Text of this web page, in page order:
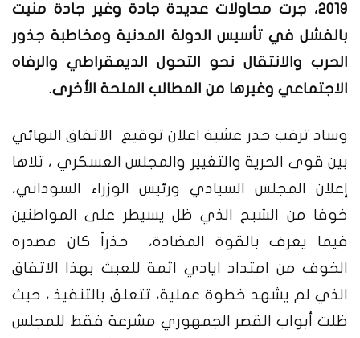
2019، جرت محاولات عديدة جادة وغير جادة منيت
بالفشل في تأسيس الدولة المدنية ومخاطبة جذور
الحرب والانتقال نحو التحول الديمقراطي والرفاه
الاجتماعي وغيرها من المطالب الملحة الأخرى.
وساد ترقب حذر عشية اعلان توقيع الاتفاق النهائي
بين قوى الحرية والتغيير والمجلس العسكري ، تلاها
إعلان المجلس السيادي ورئيس الوزراء السوداني،
خوفا من الشبح الذي ظل يسيطر على المواطنين
فيما يعرف بالقوة المضادة، حذراً كان مصدره
الخوف من امتداد ايادي اثمة للعبث بهذا الاتفاق
الذي لم يشهد خطوة عملية، تتعلق بالتنفيذ.، حيث
ظلت أبواب القصر الجمهوري مشرعة فقط للمجلس